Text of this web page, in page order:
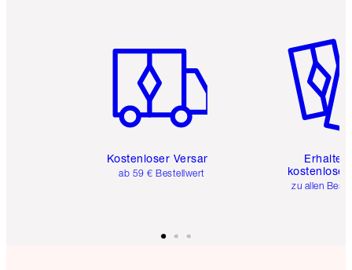
Kostenloser Versand
ab 59 € Bestellwert
Erhalte
kostenlose
zu allen